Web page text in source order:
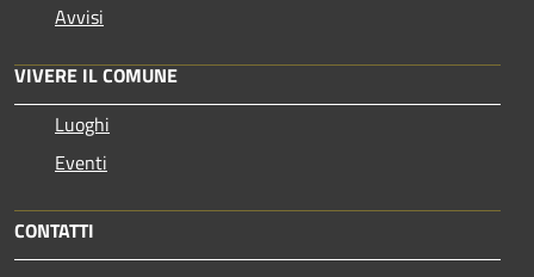
Avvisi
VIVERE IL COMUNE
Luoghi
Eventi
CONTATTI